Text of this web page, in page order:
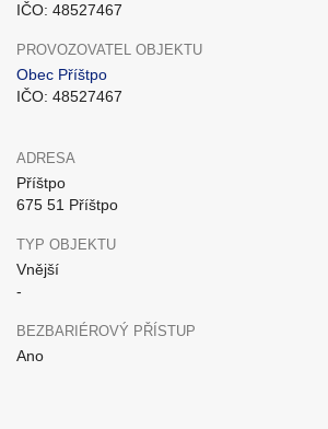
IČO: 48527467
PROVOZOVATEL OBJEKTU
Obec Příštpo
IČO: 48527467
ADRESA
Příštpo
675 51 Příštpo
TYP OBJEKTU
Vnější
-
BEZBARIÉROVÝ PŘÍSTUP
Ano